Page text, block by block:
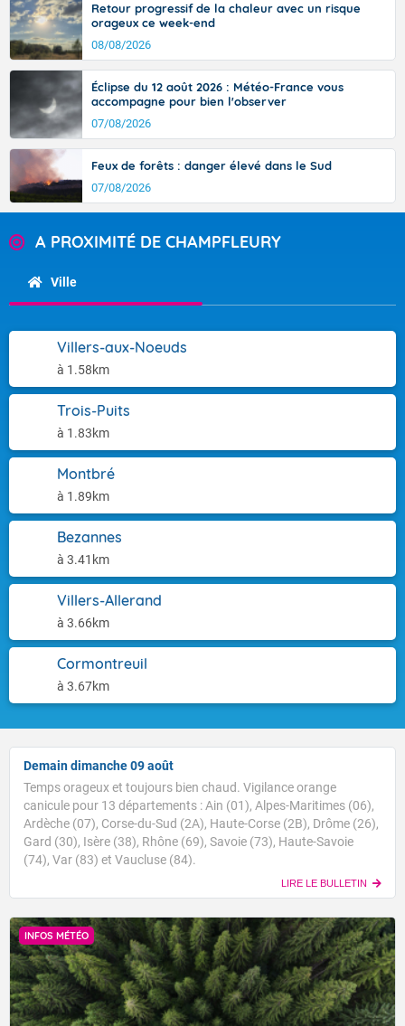
Retour progressif de la chaleur avec un risque
orageux ce week-end
08/08/2026
Éclipse du 12 août 2026 : Météo-France vous
accompagne pour bien l'observer
07/08/2026
Feux de forêts : danger élevé dans le Sud
07/08/2026
A PROXIMITÉ DE CHAMPFLEURY
Ville
Villers-aux-Noeuds
à 1.58km
Trois-Puits
à 1.83km
Montbré
à 1.89km
Bezannes
à 3.41km
Villers-Allerand
à 3.66km
Cormontreuil
à 3.67km
Demain dimanche 09 août
Temps orageux et toujours bien chaud. Vigilance orange
canicule pour 13 départements : Ain (01), Alpes-Maritimes (06),
Ardèche (07), Corse-du-Sud (2A), Haute-Corse (2B), Drôme (26),
Gard (30), Isère (38), Rhône (69), Savoie (73), Haute-Savoie
(74), Var (83) et Vaucluse (84).
LIRE LE BULLETIN
INFOS MÉTÉO